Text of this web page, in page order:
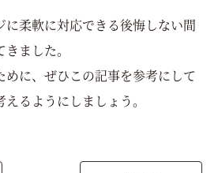
に柔軟に対応できる後悔しない間
ました。
めに、ぜひこの記事を参考にして
るようにしましょう。